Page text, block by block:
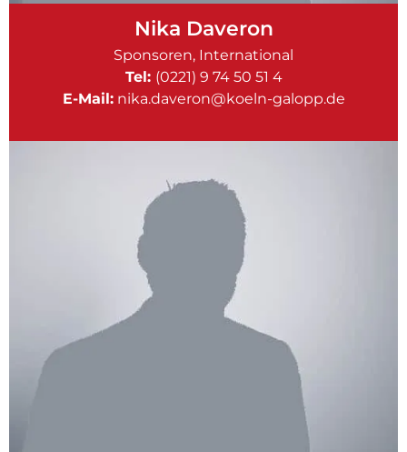
Nika Daveron
Sponsoren, International
Tel: (0221) 9 74 50 51 4
E-Mail:nika.daveron@koeln-galopp.de